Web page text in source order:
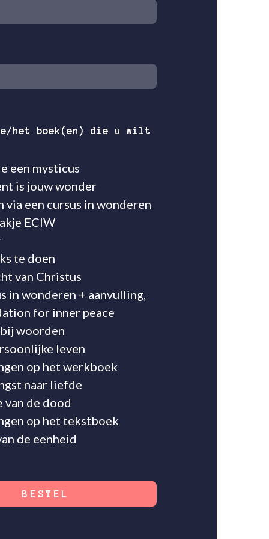
het boek(en) die u wilt
een mysticus
is jouw wonder
via een cursus in wonderen
ECIW
te doen
van Christus
in wonderen + aanvulling,
for inner peace
woorden
leven
op het werkboek
naar liefde
van de dood
op het tekstboek
de eenheid
BESTEL